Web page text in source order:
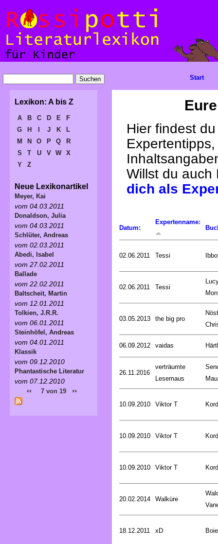
Hier findest
Willst du
dich als
Datum:
Expertenname:
02.06.2011 Tessi
02.06.2011 Tessi
03.05.2013 the big pro
06.09.2012 vaidas
26.11.2016
verträumte
Lesemaus
10.09.2010 Viktor T
10.09.2010 Viktor T
10.09.2010 Viktor T
20.02.2014 Walküre
18.12.2011 xD
Start
Lexikon: A bis Z
A B C D E
F
G
H J K
L
M
N O P Q
R
S
T U V W
X
Y
Z
Neue Lexikonartikel
Meyer, Kai
vom 04.03.2011
Donaldson, Julia
vom 04.03.2011
Schlüter, Andreas
vom 02.03.2011
Abedi, Isabel
vom 27.02.2011
Ballade
vom 22.02.2011
Baltscheit, Martin
vom 12.01.2011
Tolkien, J.R.R.
vom 06.01.2011
Steinhöfel, Andreas
vom 04.01.2011
Klassik
vom 09.12.2010
Phantastische Literatur
vom 07.12.2010
‹‹ 7 von 19 ››